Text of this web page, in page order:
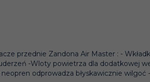
przednie Zandona Air Master : -
-Wloty powietrza dla
odprowadza błyskawicznie